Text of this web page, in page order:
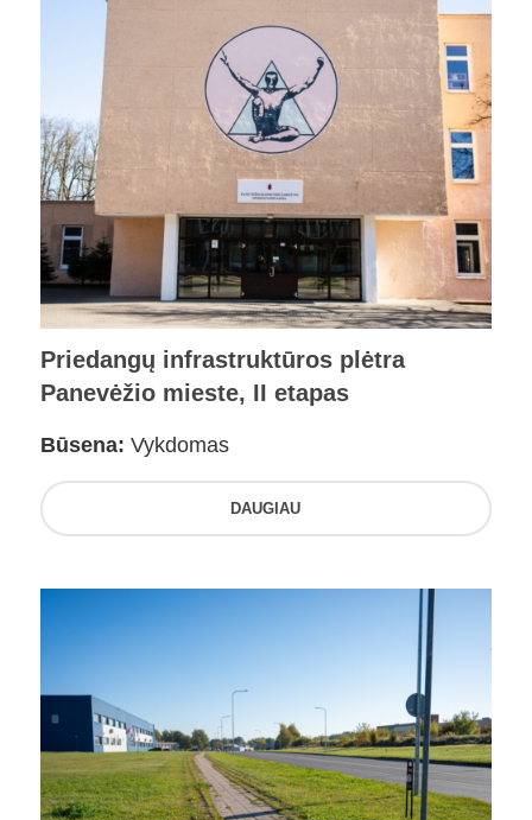
Priedangų infrastruktūros plėtra
Panevėžio mieste, II etapas
Būsena: Vykdomas
DAUGIAU